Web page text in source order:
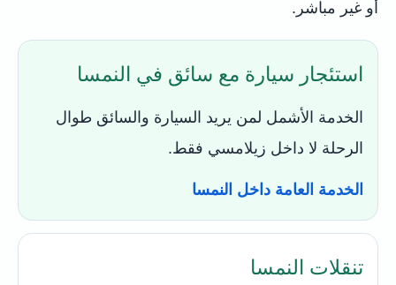
أو غير مباشر.
استئجار سيارة مع سائق في النمسا
الخدمة الأشمل لمن يريد السيارة والسائق طوال
الرحلة لا داخل زيلامسي فقط.
الخدمة العامة داخل النمسا
تنقلات النمسا